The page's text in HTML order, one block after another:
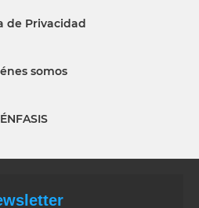
de Privacidad
somos
ÉNFASIS